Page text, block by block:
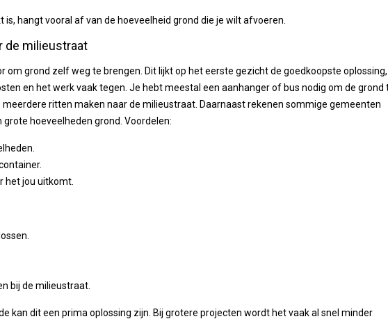
hangt vooral af van de hoeveelheid grond die je wilt afvoeren.
de milieustraat
om grond zelf weg te brengen. Dit lijkt op het eerste gezicht de goedkoopste oplossing,
en het werk vaak tegen. Je hebt meestal een aanhanger of bus nodig om de grond
ritten maken naar de milieustraat. Daarnaast rekenen sommige gemeenten
hoeveelheden grond. Voordelen:
het jou uitkomt.
bij de milieustraat.
kan dit een prima oplossing zijn. Bij grotere projecten wordt het vaak al snel minder